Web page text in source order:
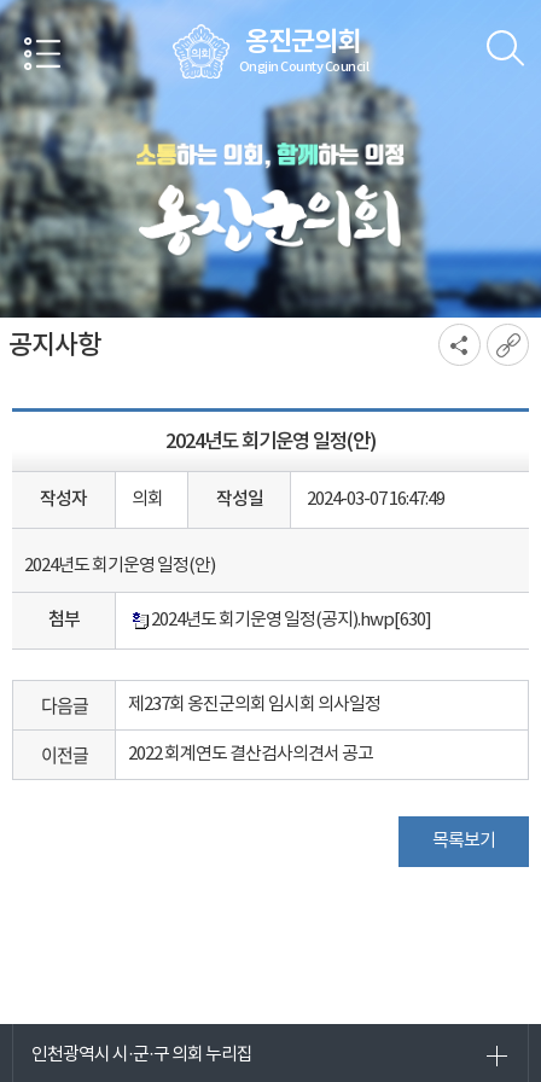
본문바로가기
옹진군의회
Ongjin County Council
공지사항
2024년도 회기운영 일정(안)
작성자 의회 작성일 2024-03-07 16:47:49
2024년도 회기운영 일정(안)
첨부 2024년도 회기운영 일정(공지).hwp[630]
다음글 제237회 옹진군의회 임시회 의사일정
이전글 2022 회계연도 결산검사의견서 공고
목록보기
인천광역시 시·군·구 의회 누리집